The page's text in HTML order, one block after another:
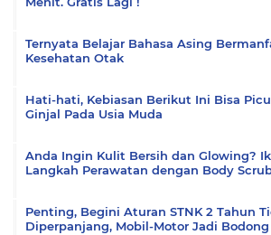
Ternyata Belajar Bahasa Asing
Kesehatan Otak
Hati-hati, Kebiasan Berikut Ini Bisa
Ginjal Pada Usia Muda
Anda Ingin Kulit Bersih dan Glowing?
Langkah Perawatan dengan Body
Penting, Begini Aturan STNK 2 Tahun
Diperpanjang, Mobil-Motor Jadi Bodong